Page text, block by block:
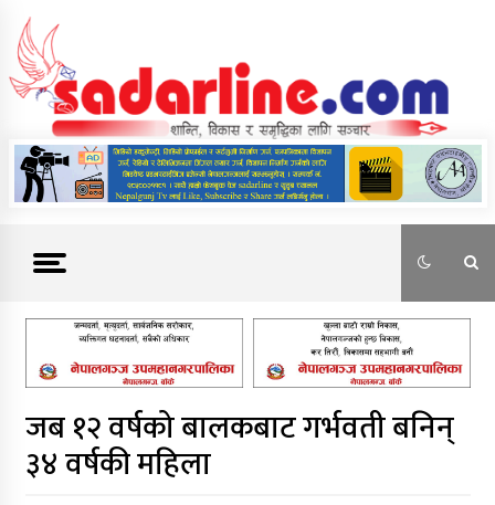
content
News For Nepal
जब १२ वर्षको बालकबाट गर्भवती बनिन्
३४ वर्षकी महिला